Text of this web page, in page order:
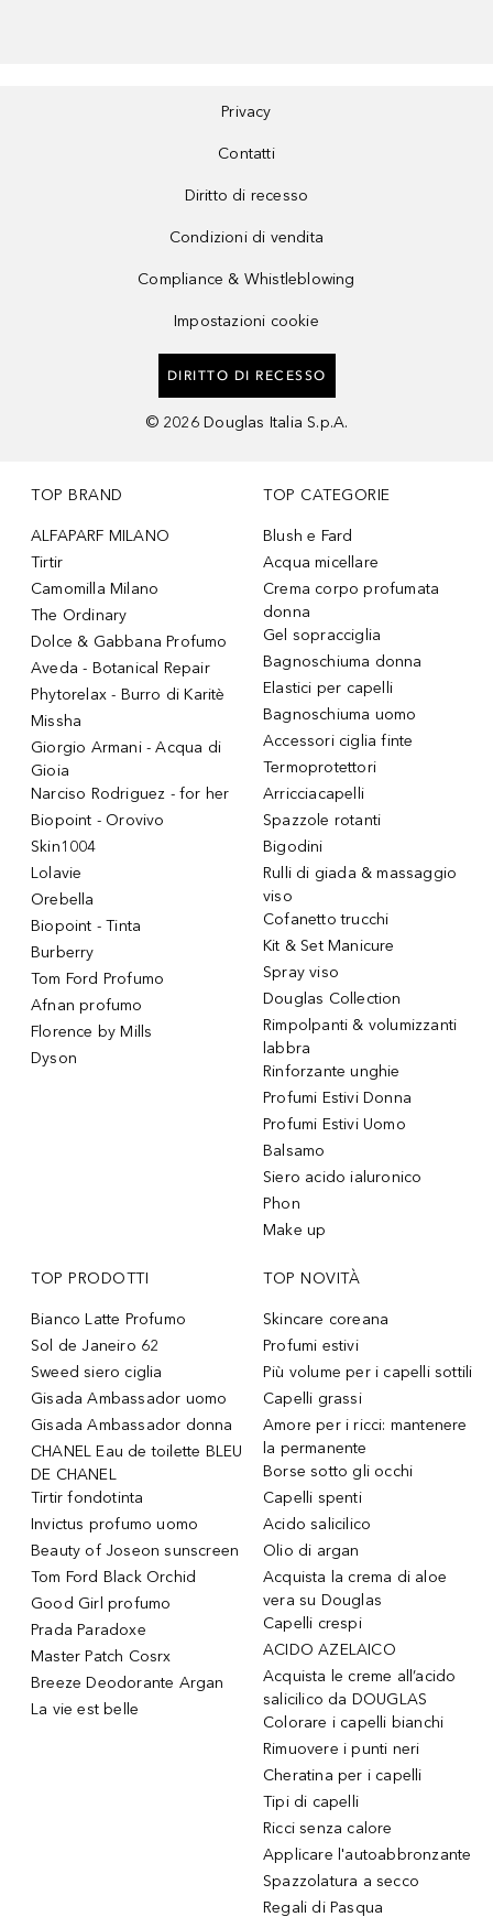
Privacy
Contatti
Diritto di recesso
Condizioni di vendita
Compliance & Whistleblowing
Impostazioni cookie
DIRITTO DI RECESSO
© 2026 Douglas Italia S.p.A.
TOP BRAND
ALFAPARF MILANO
Tirtir
Camomilla Milano
The Ordinary
Dolce & Gabbana Profumo
Aveda - Botanical Repair
Phytorelax - Burro di Karitè
Missha
Giorgio Armani - Acqua di
Gioia
Narciso Rodriguez - for her
Biopoint - Orovivo
Skin1004
Lolavie
Orebella
Biopoint - Tinta
Burberry
Tom Ford Profumo
Afnan profumo
Florence by Mills
Dyson
TOP CATEGORIE
Blush e Fard
Acqua micellare
Crema corpo profumata
donna
Gel sopracciglia
Bagnoschiuma donna
Elastici per capelli
Bagnoschiuma uomo
Accessori ciglia finte
Termoprotettori
Arricciacapelli
Spazzole rotanti
Bigodini
Rulli di giada & massaggio
viso
Cofanetto trucchi
Kit & Set Manicure
Spray viso
Douglas Collection
Rimpolpanti & volumizzanti
labbra
Rinforzante unghie
Profumi Estivi Donna
Profumi Estivi Uomo
Balsamo
Siero acido ialuronico
Phon
Make up
TOP PRODOTTI
Bianco Latte Profumo
Sol de Janeiro 62
Sweed siero ciglia
Gisada Ambassador uomo
Gisada Ambassador donna
CHANEL Eau de toilette BLEU
DE CHANEL
Tirtir fondotinta
Invictus profumo uomo
Beauty of Joseon sunscreen
Tom Ford Black Orchid
Good Girl profumo
Prada Paradoxe
Master Patch Cosrx
Breeze Deodorante Argan
La vie est belle
TOP NOVITÀ
Skincare coreana
Profumi estivi
Più volume per i capelli sottili
Capelli grassi
Amore per i ricci: mantenere
la permanente
Borse sotto gli occhi
Capelli spenti
Acido salicilico
Olio di argan
Acquista la crema di aloe
vera su Douglas
Capelli crespi
ACIDO AZELAICO
Acquista le creme all’acido
salicilico da DOUGLAS
Colorare i capelli bianchi
Rimuovere i punti neri
Cheratina per i capelli
Tipi di capelli
Ricci senza calore
Applicare l'autoabbronzante
Spazzolatura a secco
Regali di Pasqua